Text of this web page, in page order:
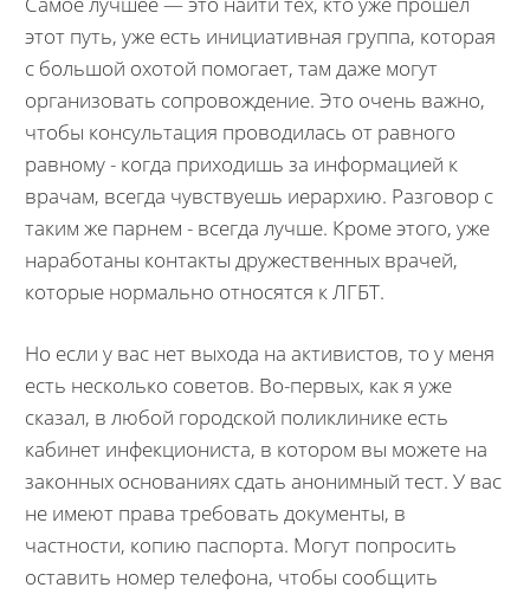
этот путь, уже есть инициативная группа, которая
с большой охотой помогает, там даже могут
организовать сопровождение. Это очень важно,
чтобы консультация проводилась от равного
равному - когда приходишь за информацией к
врачам, всегда чувствуешь иерархию. Разговор с
таким же парнем - всегда лучше. Кроме этого, уже
наработаны контакты дружественных врачей,
которые нормально относятся к ЛГБТ.
Но если у вас нет выхода на активистов, то у меня
есть несколько советов. Во-первых, как я уже
сказал, в любой городской поликлинике есть
кабинет инфекциониста, в котором вы можете на
законных основаниях сдать анонимный тест. У вас
не имеют права требовать документы, в
частности, копию паспорта. Могут попросить
оставить номер телефона, чтобы сообщить